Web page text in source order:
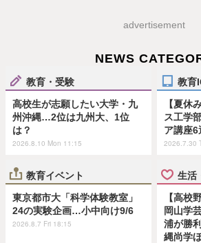
advertisement
NEWS
教育・受験
高校生が志願したい大学・九
州沖縄…2位は九州大、1位
は？
2026.8.10 Mon 11:15
教育
【夏休
ス工学
ア講座6
2026.7.30
教育イベント
東京都市大「科学体験教室」
24の実験企画…小中向け9/6
2026.8.7 Fri 18:15
生活
【高校
岡山学
浦が勝
縄尚学